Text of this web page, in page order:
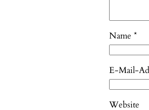
Name *
E-Mail-
Website